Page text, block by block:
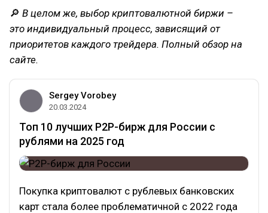
🔎 В целом же, выбор криптовалютной биржи –
это индивидуальный процесс, зависящий от
приоритетов каждого трейдера. Полный обзор на
сайте.
Sergey Vorobey
20.03.2024
Топ 10 лучших P2P-бирж для России с
рублями на 2025 год
Покупка криптовалют с рублевых банковских
карт стала более проблематичной с 2022 года